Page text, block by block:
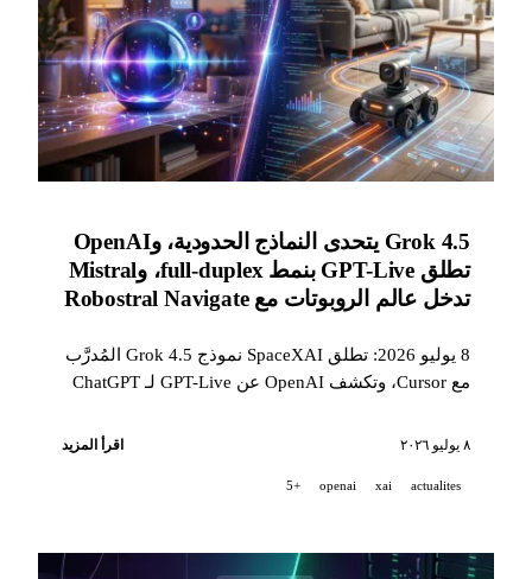
Grok 4.5 يتحدى النماذج الحدودية، وOpenAI
تطلق GPT-Live بنمط full-duplex، وMistral
تدخل عالم الروبوتات مع Robostral Navigate
8 يوليو 2026: تطلق SpaceXAI نموذج Grok 4.5 المُدرَّب
مع Cursor، وتكشف OpenAI عن GPT-Live لـ ChatGPT
لها للملاحة الروبوتية (76,6% على R2R-CE).٨ يوليو ٢٠٢٦ اقرأ المزيد
actualites
xai
openai
+5